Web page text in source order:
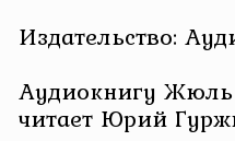
Издательство:
Аудиокнигу
читает Юрий